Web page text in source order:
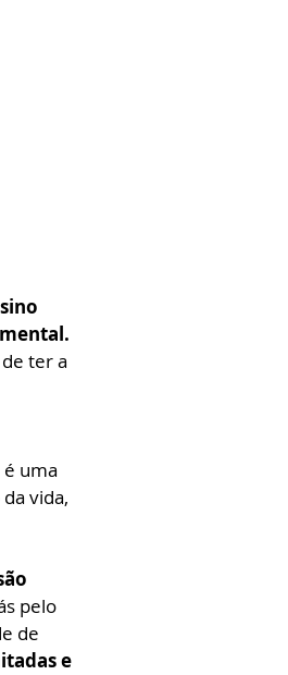
ter a
uma
vida,
pelo
de
e